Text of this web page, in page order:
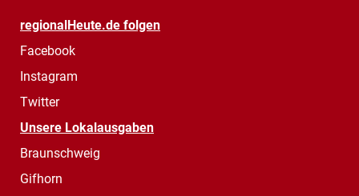
regionalHeute.de folgen
Facebook
Instagram
Twitter
Unsere Lokalausgaben
Braunschweig
Gifhorn